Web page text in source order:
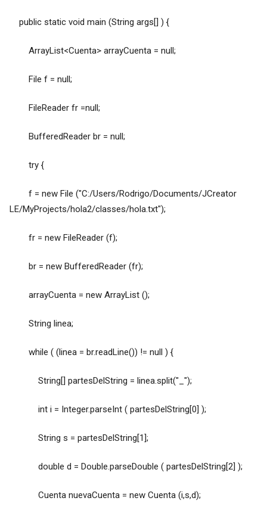
public static void main (String args[] ) {
ArrayList<Cuenta> arrayCuenta = null;
File f = null;
FileReader fr =null;
BufferedReader br = null;
try {
f = new File ("C:/Users/Rodrigo/Documents/JCreator
LE/MyProjects/hola2/classes/hola.txt");
fr = new FileReader (f);
br = new BufferedReader (fr);
arrayCuenta = new ArrayList ();
String linea;
while ( (linea = br.readLine()) != null ) {
String[] partesDelString = linea.split("_");
int i = Integer.parseInt ( partesDelString[0] );
String s = partesDelString[1];
double d = Double.parseDouble ( partesDelString[2] );
Cuenta nuevaCuenta = new Cuenta (i,s,d);